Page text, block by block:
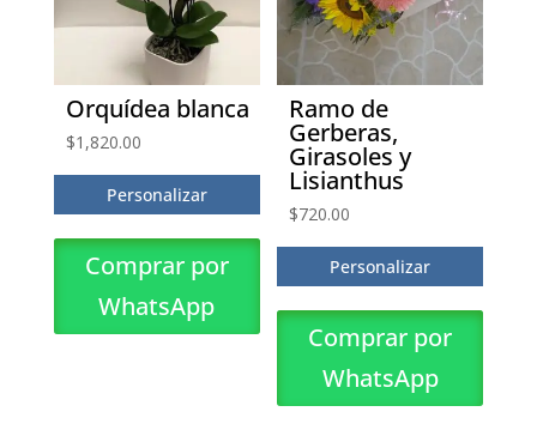
Orquídea blanca
$1,820.00
Personalizar
Comprar por
WhatsApp
Ramo de
Gerberas,
Girasoles y
Lisianthus
$720.00
Personalizar
Comprar por
WhatsApp